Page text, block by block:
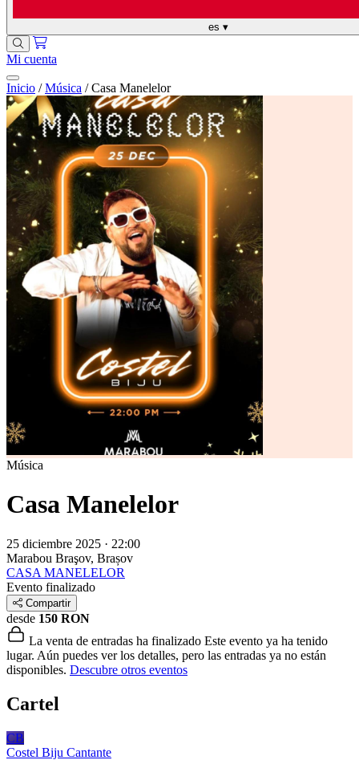
es ▾
Mi cuenta
Inicio / Música / Casa Manelelor
Música
Casa Manelelor
25 diciembre 2025 · 22:00
Marabou Braşov, Brașov
CASA MANELELOR
Evento finalizado
Compartir
desde 150 RON
La venta de entradas ha finalizado Este evento ya ha tenido
lugar. Aún puedes ver los detalles, pero las entradas ya no están
disponibles. Descubre otros eventos
Cartel
CB
Costel Biju Cantante